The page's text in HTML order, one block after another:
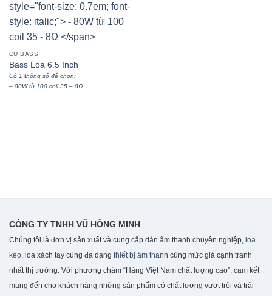
CỦ BASS
Bass Loa 6.5 Inch
Có 1 thông số để chọn:
– 80W từ 100 coil 35 – 8Ω
CÔNG TY TNHH VŨ HỒNG MINH
Chúng tôi là đơn vị sản xuất và cung cấp dàn âm thanh chuyên nghiệp, loa
kéo, loa xách tay cùng đa dạng thiết bị âm than h cùng mức giá cạnh tranh
nhất thị trường. Với phương châm “Hàng Việt Nam chất lượng cao”, cam kết
mang đến cho khách hàng những sản phẩm có chất lượng vượt trội và trải